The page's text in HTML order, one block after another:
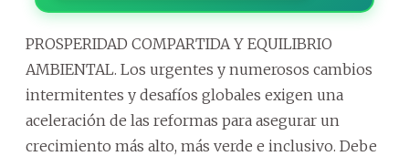
PROSPERIDAD COMPARTIDA Y EQUILIBRIO
AMBIENTAL. Los urgentes y numerosos cambios
intermitentes y desafíos globales exigen una
aceleración de las reformas para asegurar un
crecimiento más alto, más verde e inclusivo. Debe